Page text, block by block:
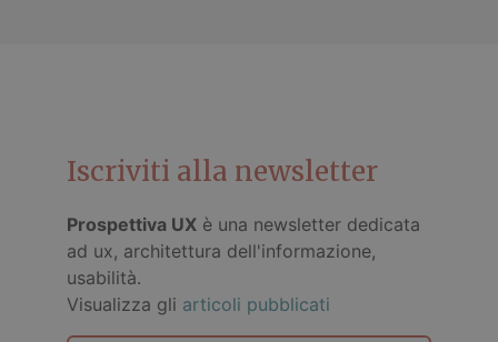
Iscriviti alla newsletter
Prospettiva UX è una newsletter dedicata
ad ux, architettura dell'informazione,
usabilità.
Visualizza gli articoli pubblicati